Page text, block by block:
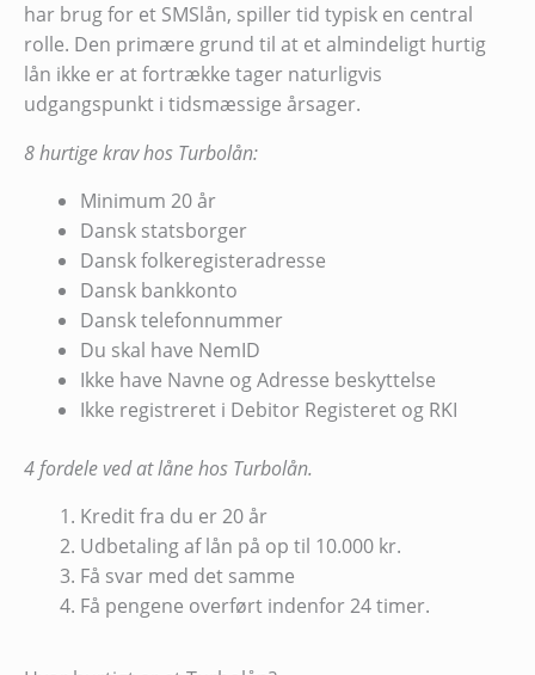
har brug for et SMSlån, spiller tid typisk en central
rolle. Den primære grund til at et almindeligt hurtig
lån ikke er at fortrække tager naturligvis
udgangspunkt i tidsmæssige årsager.
8 hurtige krav hos Turbolån:
Minimum 20 år
Dansk statsborger
Dansk folkeregisteradresse
Dansk bankkonto
Dansk telefonnummer
Du skal have NemID
Ikke have Navne og Adresse beskyttelse
Ikke registreret i Debitor Registeret og RKI
4 fordele ved at låne hos Turbolån.
Kredit fra du er 20 år
Udbetaling af lån på op til 10.000 kr.
Få svar med det samme
Få pengene overført indenfor 24 timer.